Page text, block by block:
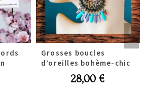
Grosses boucles
d’oreilles bohème-chic
28,00 €